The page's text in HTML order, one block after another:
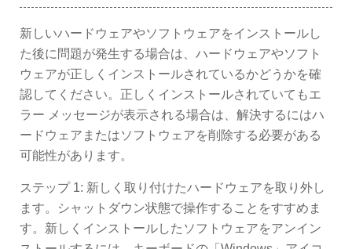
新しいハードウェアやソフトウェアをインストールし
た後に問題が発生する場合は、ハードウェアやソフト
ウェアが正しくインストールされているかどうかを確
認してください。正しくインストールされていてもエ
ラー メッセージが表示される場合は、解決するにはハ
ードウェアまたはソフトウェアを削除する必要がある
可能性があります。
ステップ 1: 新しく取り付けたハードウェアを取り外し
ます。シャットダウン状態で操作することをすすめま
す。新しくインストールしたソフトウェアをアンイン